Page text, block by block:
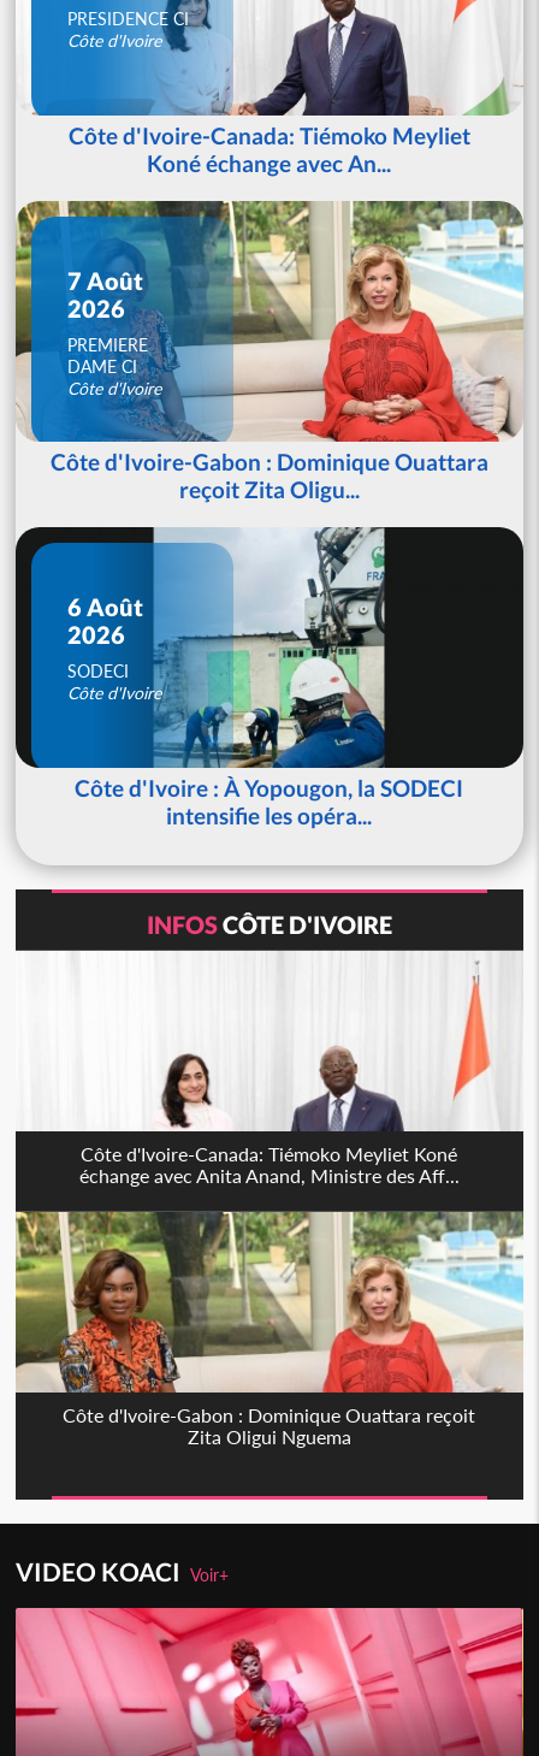
PRESIDENCE CI
Côte d'Ivoire
Côte d'Ivoire-Canada: Tiémoko Meyliet
Koné échange avec An...
7 Août
2026
PREMIERE
DAME CI
Côte d'Ivoire
Côte d'Ivoire-Gabon : Dominique Ouattara
reçoit Zita Oligu...
6 Août
2026
SODECI
Côte d'Ivoire
Côte d'Ivoire : À Yopougon, la SODECI
intensifie les opéra...
INFOSCÔTE D'IVOIRE
Côte d'Ivoire-Canada: Tiémoko Meyliet Koné
échange avec Anita Anand, Ministre des Aff...
Côte d'Ivoire-Gabon : Dominique Ouattara reçoit
Zita Oligui Nguema
VIDEO KOACIVoir+